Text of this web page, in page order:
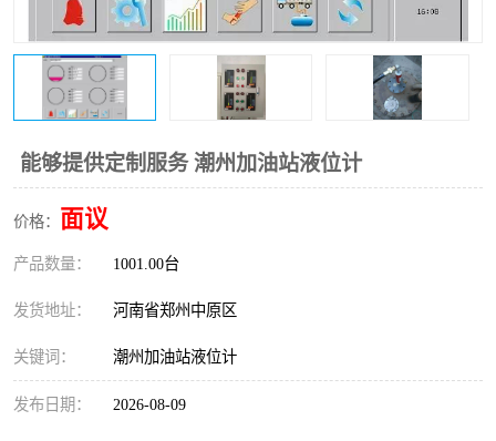
能够提供定制服务 潮州加油站液位计
价格： 面议
产品数量： 1001.00台
发货地址： 河南省郑州中原区
关键词： 潮州加油站液位计
发布日期： 2026-08-09
智能锅炉水位计 电容液位计
流量仪表 加油站液位仪